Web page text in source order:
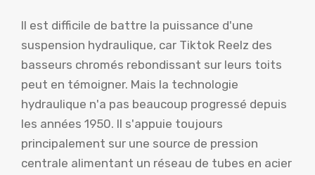
Il est difficile de battre la puissance d'une
suspension hydraulique, car Tiktok Reelz des
basseurs chromés rebondissant sur leurs toits
peut en témoigner. Mais la technologie
hydraulique n'a pas beaucoup progressé depuis
les années 1950. Il s'appuie toujours
principalement sur une source de pression
centrale alimentant un réseau de tubes en acier